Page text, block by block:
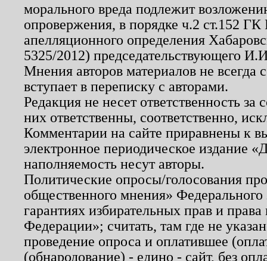
морального вреда подлежит
опровержения, в порядке ч.2 ст.152
апелляционного определения
5325/2012) председательствующего
Мнения авторов материалов не
вступает в переписку с авторами.
Редакция не несет ответственность
них ответственны, соответственно,
Комментарии на сайте приравнены к
электронное периодическое издание
наполняемость несут авторы.
Политические опросы/голосования
общественного мнения»
гарантиях избирательных прав и
Федерации»; считать, там где не
проведение опроса и оплатившее
(обнародование) - едино - сайт, без